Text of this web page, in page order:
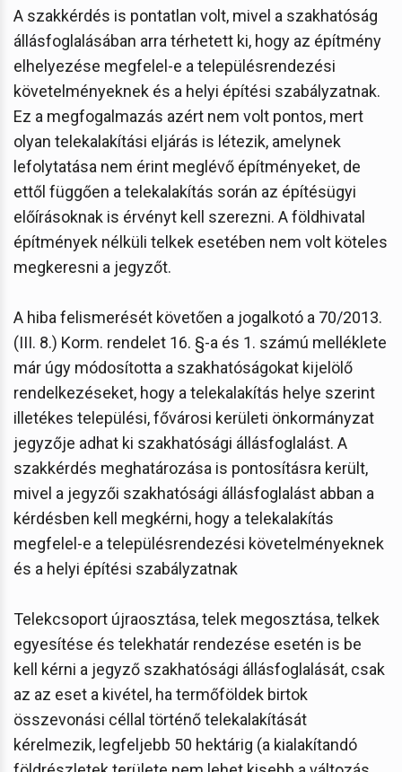
A szakkérdés is pontatlan volt, mivel a szakhatóság
állásfoglalásában arra térhetett ki, hogy az építmény
elhelyezése megfelel-e a településrendezési
követelményeknek és a helyi építési szabályzatnak.
Ez a megfogalmazás azért nem volt pontos, mert
olyan telekalakítási eljárás is létezik, amelynek
lefolytatása nem érint meglévő építményeket, de
ettől függően a telekalakítás során az építésügyi
előírásoknak is érvényt kell szerezni. A földhivatal
építmények nélküli telkek esetében nem volt köteles
megkeresni a jegyzőt.
A hiba felismerését követően a jogalkotó a 70/2013.
(III. 8.) Korm. rendelet 16. §-a és 1. számú melléklete
már úgy módosította a szakhatóságokat kijelölő
rendelkezéseket, hogy a telekalakítás helye szerint
illetékes települési, fővárosi kerületi önkormányzat
jegyzője adhat ki szakhatósági állásfoglalást. A
szakkérdés meghatározása is pontosításra került,
mivel a jegyzői szakhatósági állásfoglalást abban a
kérdésben kell megkérni, hogy a telekalakítás
megfelel-e a településrendezési követelményeknek
és a helyi építési szabályzatnak
Telekcsoport újraosztása, telek megosztása, telkek
egyesítése és telekhatár rendezése esetén is be
kell kérni a jegyző szakhatósági állásfoglalását, csak
az az eset a kivétel, ha termőföldek birtok
összevonási céllal történő telekalakítását
kérelmezik, legfeljebb 50 hektárig (a kialakítandó